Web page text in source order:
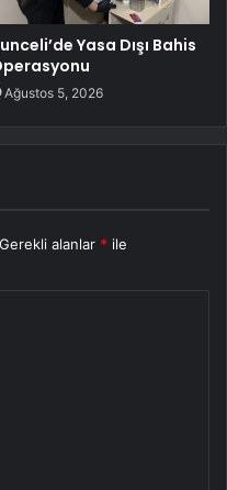
Yasa Dışı Bahis
Ağustos 5, 2026
Gerekli alanlar * ile